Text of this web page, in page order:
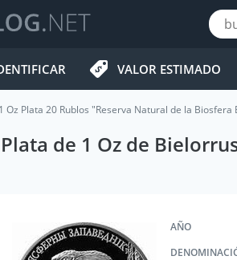
VALOR ESTIMADO
1 Oz Plata 20 Rublos "Reserva Natural de la
de 1 Oz de
AÑO